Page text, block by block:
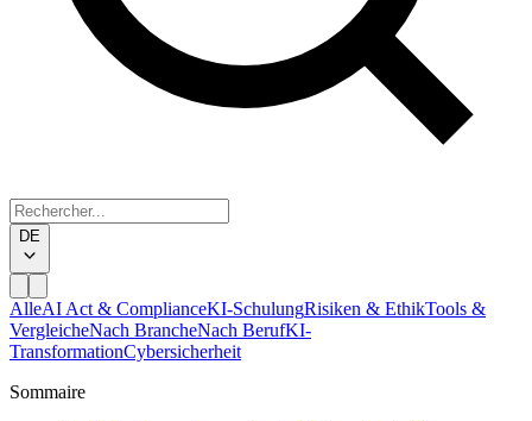
DE
AlleAI Act & ComplianceKI-SchulungRisiken & EthikTools &
VergleicheNach BrancheNach BerufKI-
TransformationCybersicherheit
Sommaire